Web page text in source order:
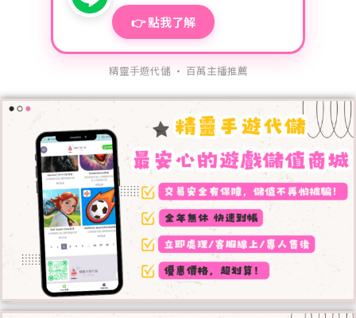
👉 點我了解
精靈手遊代儲 · 百萬主播推薦